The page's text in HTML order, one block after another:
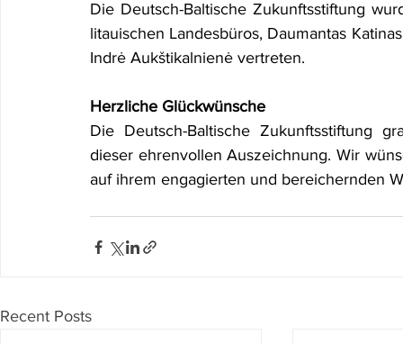
Die Deutsch-Baltische Zukunftsstiftung
litauischen Landesbüros, Daumantas
Indrė Aukštikalnienė vertreten.
Herzliche Glückwünsche
Die Deutsch-Baltische Zukunftsstiftung
dieser ehrenvollen Auszeichnung. Wir
auf ihrem engagierten und bereichernden
Recent Posts